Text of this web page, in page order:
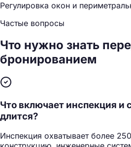
Регулировка окон и
Частые вопросы
Что нужно знать
бронированием
Что включает инспекция и
длится?
Инспекция охватывает более